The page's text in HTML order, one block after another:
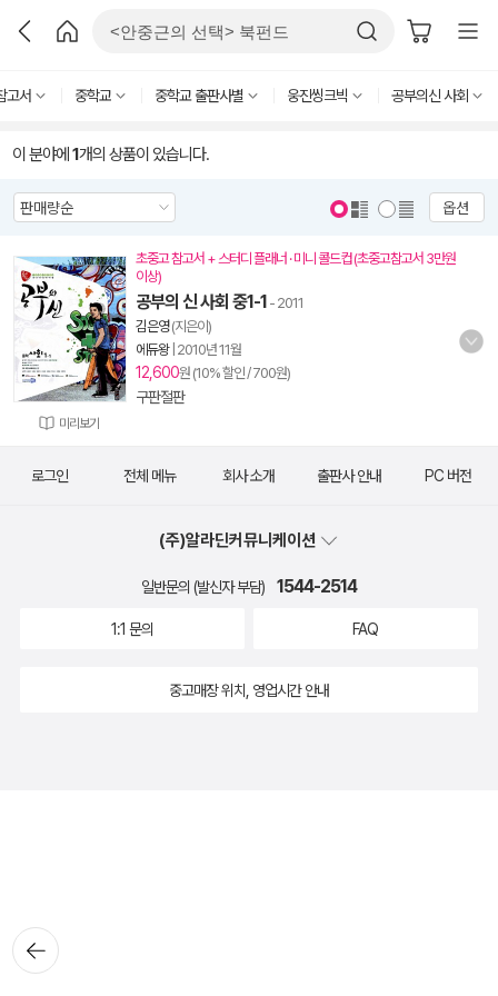
고서 중학교 중학교 출판사별 웅진씽크빅 공부의신 사회
이 분야에 1개의 상품이 있습니다.
옵션
미리보기
초중고 참고서 + 스터디 플래너 · 미니 콜드컵 (초중고참고서 3만원
이상)
공부의 신 사회 중1-1 - 2011
김은영(지은이)
에듀왕| 2010년 11월
12,600원 (10% 할인 / 700원)
구판절판
뒤로가
기
로그인 전체 메뉴 회사 소개 출판사 안내 PC 버전
(주)알라딘커뮤니케이션
일반문의 (발신자 부담) 1544-2514
1:1 문의 FAQ
중고매장 위치, 영업시간 안내